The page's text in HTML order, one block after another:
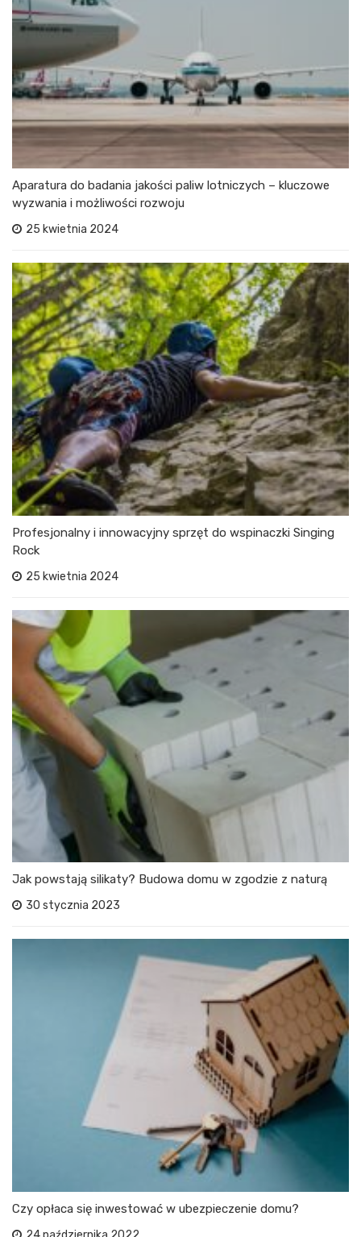
Aparatura do badania jakości paliw lotniczych – kluczowe
wyzwania i możliwości rozwoju
25 kwietnia 2024
Profesjonalny i innowacyjny sprzęt do wspinaczki Singing
Rock
25 kwietnia 2024
Jak powstają silikaty? Budowa domu w zgodzie z naturą
30 stycznia 2023
Czy opłaca się inwestować w ubezpieczenie domu?